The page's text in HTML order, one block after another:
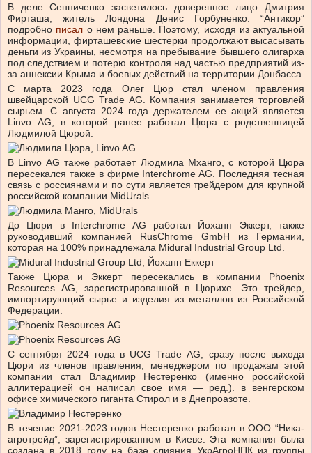
В деле Сенниченко засветилось доверенное лицо Дмитрия
Фирташа, житель Лондона Денис Горбуненко. “Антикор”
подробно писал о нем раньше. Поэтому, исходя из актуальной
информации, фирташевские шестерки продолжают высасывать
деньги из Украины, несмотря на пребывание бывшего олигарха
под следствием и потерю контроля над частью предприятий из-
за аннексии Крыма и боевых действий на территории Донбасса.
С марта 2023 года Олег Цюр стал членом правления
швейцарской UCG Trade AG. Компания занимается торговлей
сырьем. С августа 2024 года держателем ее акций является
Linvo AG, в которой ранее работал Цюра с родственницей
Людмилой Цюрой.
В Linvo AG также работает Людмила Мханго, с которой Цюра
пересекался также в фирме Interchrome AG. Последняя тесная
связь с россиянами и по сути является трейдером для крупной
российской компании MidUrals.
До Цюри в Interchrome AG работал Йоханн Эккерт, также
руководивший компанией RusChrome GmbH из Германии,
которая на 100% принадлежала Midural Industrial Group Ltd.
Также Цюра и Эккерт пересекались в компании Phoenix
Resources AG, зарегистрированной в Цюрихе. Это трейдер,
импортирующий сырье и изделия из металлов из Российской
Федерации.
С сентября 2024 года в UCG Trade AG, сразу после выхода
Цюри из членов правления, менеджером по продажам этой
компании стал Владимир Нестеренко (именно российской
аллитерацией он написал свое имя — ред.). в венгерском
офисе химического гиганта Стирол и в Днепроазоте.
В течение 2021-2023 годов Нестеренко работал в ООО “Ника-
агротрейд”, зарегистрированном в Киеве. Эта компания была
создана в 2018 году на базе слияния УкрАгроНПК из группы